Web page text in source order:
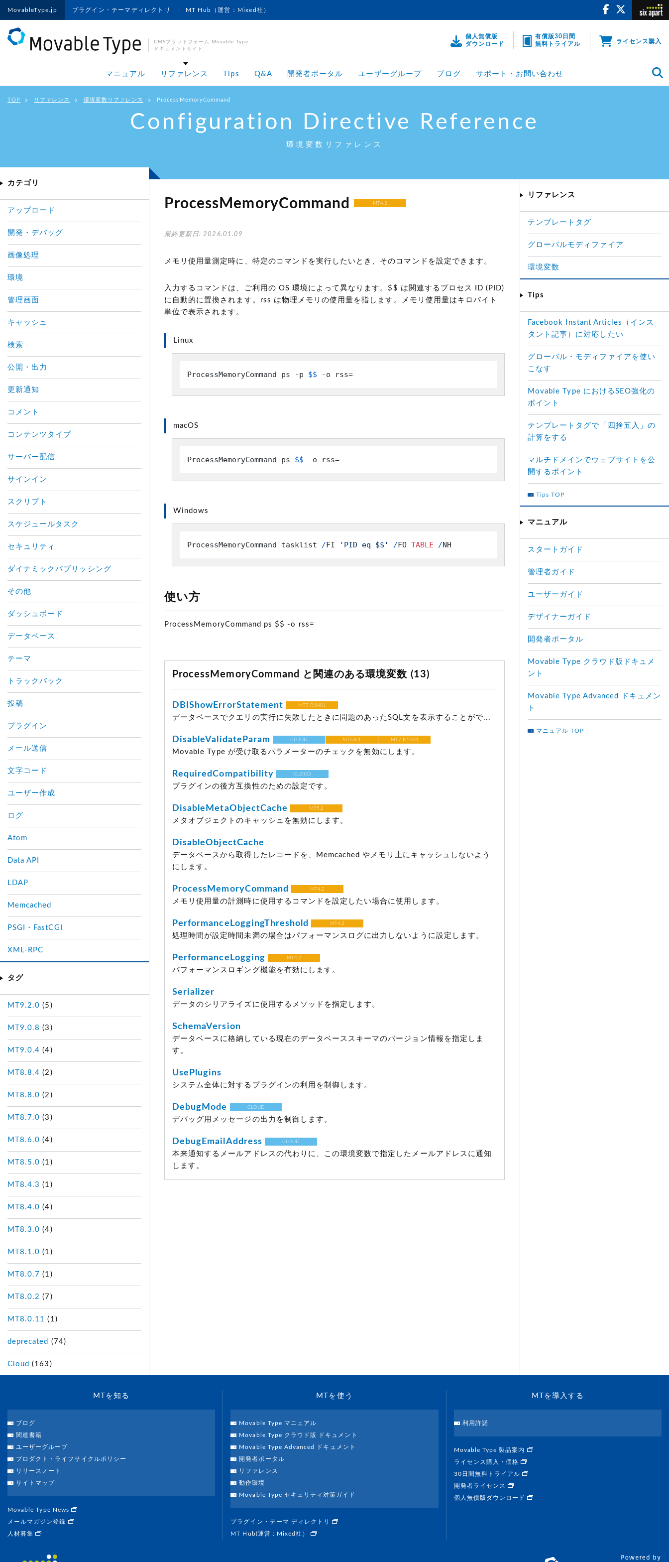
MovableType.jp プラグイン・テーマディレクトリ MT Hub（運営：Mixed社）
CMSプラットフォーム Movable Type
ドキュメントサイト
個人無償版
ダウンロード
有償版30日間
無料トライアル
ライセンス購入
マニュアル リファレンス Tips Q&A 開発者ポータル ユーザーグループ ブログ サポート・お問い合わせ
TOP リファレンス 環境変数リファレンス ProcessMemoryCommand
Configuration Directive Reference
環境変数リファレンス
ProcessMemoryCommand MT4.2
最終更新日: 2026.01.09
メモリ使用量測定時に、特定のコマンドを実行したいとき、そのコマンドを設定できます。
入力するコマンドは、ご利用の OS 環境によって異なります。$$ は関連するプロセス ID (PID)
に自動的に置換されます。rss は物理メモリの使用量を指します。メモリ使用量はキロバイト
単位で表示されます。
Linux
ProcessMemoryCommand ps -p $$ -o rss=
macOS
ProcessMemoryCommand ps $$ -o rss=
Windows
ProcessMemoryCommand tasklist /FI 'PID eq $$' /FO TABLE /NH
使い方
ProcessMemoryCommand ps $$ -o rss=
ProcessMemoryCommand と関連のある環境変数 (13)
DBIShowErrorStatement MT7 R.5401
データベースでクエリの実行に失敗したときに問題のあったSQL文を表示することがで...
DisableValidateParam CLOUD MT6.8.1 MT7 R.5001
Movable Type が受け取るパラメーターのチェックを無効にします。
RequiredCompatibility CLOUD
プラグインの後方互換性のための設定です。
DisableMetaObjectCache MT5.2
メタオブジェクトのキャッシュを無効にします。
DisableObjectCache
データベースから取得したレコードを、Memcached やメモリ上にキャッシュしないよう
にします。
ProcessMemoryCommand MT4.2
メモリ使用量の計測時に使用するコマンドを設定したい場合に使用します。
PerformanceLoggingThreshold MT4.2
処理時間が設定時間未満の場合はパフォーマンスログに出力しないように設定します。
PerformanceLogging MT4.2
パフォーマンスロギング機能を有効にします。
Serializer
データのシリアライズに使用するメソッドを指定します。
SchemaVersion
データベースに格納している現在のデータベーススキーマのバージョン情報を指定しま
す。
UsePlugins
システム全体に対するプラグインの利用を制御します。
DebugMode CLOUD
デバッグ用メッセージの出力を制御します。
DebugEmailAddress CLOUD
本来通知するメールアドレスの代わりに、この環境変数で指定したメールアドレスに通知
します。
カテゴリ
アップロード
開発・デバッグ
画像処理
環境
管理画面
キャッシュ
検索
公開・出力
更新通知
コメント
コンテンツタイプ
サーバー配信
サインイン
スクリプト
スケジュールタスク
セキュリティ
ダイナミックパブリッシング
その他
ダッシュボード
データベース
テーマ
トラックバック
投稿
プラグイン
メール送信
文字コード
ユーザー作成
ログ
Atom
Data API
LDAP
Memcached
PSGI・FastCGI
XML-RPC
タグ
MT9.2.0 (5)
MT9.0.8 (3)
MT9.0.4 (4)
MT8.8.4 (2)
MT8.8.0 (2)
MT8.7.0 (3)
MT8.6.0 (4)
MT8.5.0 (1)
MT8.4.3 (1)
MT8.4.0 (4)
MT8.3.0 (4)
MT8.1.0 (1)
MT8.0.7 (1)
MT8.0.2 (7)
MT8.0.11 (1)
deprecated (74)
Cloud (163)
リファレンス
テンプレートタグ
グローバルモディファイア
環境変数
Tips
Facebook Instant Articles（インス
タント記事）に対応したい
グローバル・モディファイアを使い
こなす
Movable Type におけるSEO強化の
ポイント
テンプレートタグで「四捨五入」の
計算をする
マルチドメインでウェブサイトを公
開するポイント
Tips TOP
マニュアル
スタートガイド
管理者ガイド
ユーザーガイド
デザイナーガイド
開発者ポータル
Movable Type クラウド版ドキュメ
ント
Movable Type Advanced ドキュメン
ト
マニュアル TOP
MTを知る
ブログ
関連書籍
ユーザーグループ
プロダクト・ライフサイクルポリシー
リリースノート
サイトマップ
Movable Type News
メールマガジン登録
人材募集
MTを使う
Movable Type マニュアル
Movable Type クラウド版 ドキュメント
Movable Type Advanced ドキュメント
開発者ポータル
リファレンス
動作環境
Movable Type セキュリティ対策ガイド
プラグイン・テーマ ディレクトリ
MT Hub(運営 : Mixed社）
MTを導入する
利用許諾
Movable Type 製品案内
ライセンス購入・価格
30日間無料トライアル
開発者ライセンス
個人無償版ダウンロード